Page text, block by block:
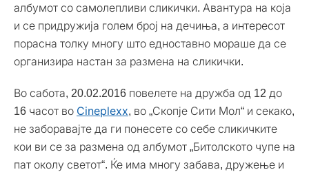
албумот со самолепливи сликички. Авантура на која
и се придружија голем број на дечиња, а интересот
порасна толку многу што едноставно мораше да се
организира настан за размена на сликички.
Во сабота, 20.02.2016 повелете на дружба од 12 до
16 часот во Cineplexx, во „Скопје Сити Мол“ и секако,
не заборавајте да ги понесете со себе сликичките
кои ви се за размена од албумот „Битолското чупе на
пат околу светот“. Ќе има многу забава, дружење и